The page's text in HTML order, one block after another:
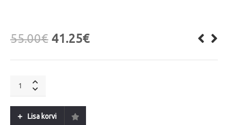
55.00€ 41.25€
Lisa korvi